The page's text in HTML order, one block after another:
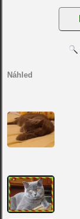
Náhled